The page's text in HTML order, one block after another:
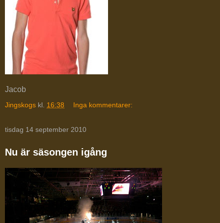
Jacob
Jingskogs kl. 16:38 Inga kommentarer:
tisdag 14 september 2010
Nu är säsongen igång